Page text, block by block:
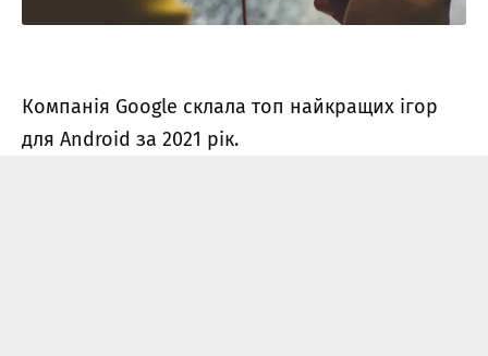
Компанія Google склала топ найкращих ігор
для Android за 2021 рік.